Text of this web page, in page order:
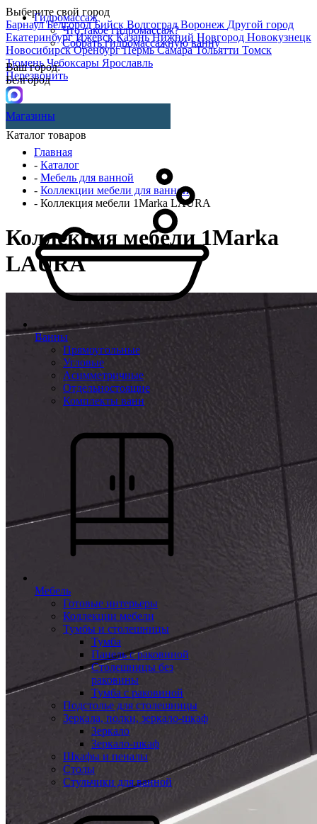
Выберите свой город
БарнаулБелгородБийск ВолгоградВоронеж Другой город
ЕкатеринбургИжевскКазаньНижний Новгород Новокузнецк
НовосибирскОренбургПермьСамараТольятти Томск
ТюменьЧебоксары Ярославль
Перезвонить
Гидромассаж
Что такое гидромассаж?
Собрать гидромассажную ванну
Ваш город:
Белгород
Магазины
Каталог товаров
Ванны
Прямоугольные
Угловые
Асимметричные
Отдельностоящие
Комплекты ванн
Мебель
Готовые интерьеры
Коллекции мебели
Тумбы и столешницы
Тумба
Панель с раковиной
Столешницы без
раковины
Тумба с раковиной
Подстолье для столешницы
Зеркала, полки, зеркало-шкаф
Зеркало
Зеркало-шкаф
Шкафы и пеналы
Столы
Стульчики для ванной
Главная
- Каталог
- Мебель для ванной
- Коллекции мебели для ванной
- Коллекция мебели 1Marka LAURA
Коллекция мебели 1Marka
LAURA